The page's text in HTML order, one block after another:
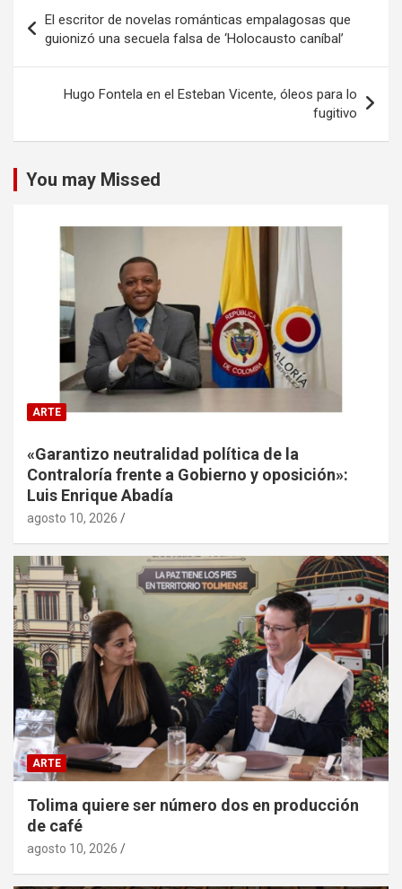
de
entradas
El escritor de novelas románticas empalagosas que
guionizó una secuela falsa de ‘Holocausto caníbal’
Hugo Fontela en el Esteban Vicente, óleos para lo
fugitivo
You may Missed
ARTE
«Garantizo neutralidad política de la
Contraloría frente a Gobierno y oposición»:
Luis Enrique Abadía
agosto 10, 2026
ARTE
Tolima quiere ser número dos en producción
de café
agosto 10, 2026